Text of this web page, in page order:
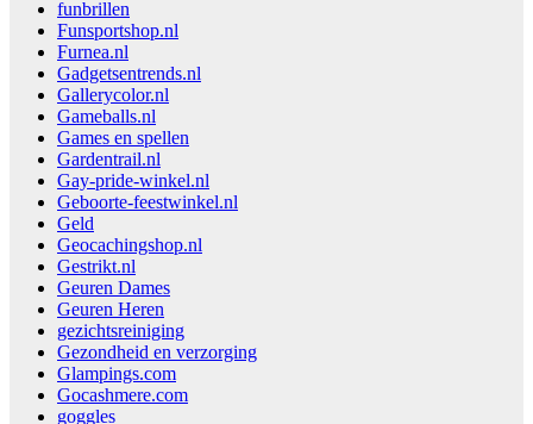
funbrillen
Funsportshop.nl
Furnea.nl
Gadgetsentrends.nl
Gallerycolor.nl
Gameballs.nl
Games en spellen
Gardentrail.nl
Gay-pride-winkel.nl
Geboorte-feestwinkel.nl
Geld
Geocachingshop.nl
Gestrikt.nl
Geuren Dames
Geuren Heren
gezichtsreiniging
Gezondheid en verzorging
Glampings.com
Gocashmere.com
goggles